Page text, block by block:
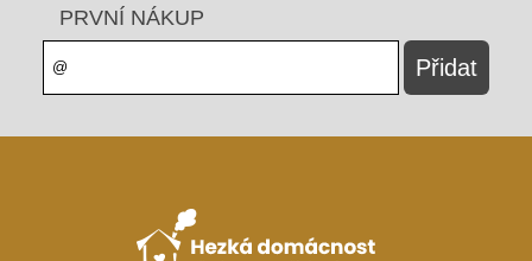
PRVNÍ NÁKUP